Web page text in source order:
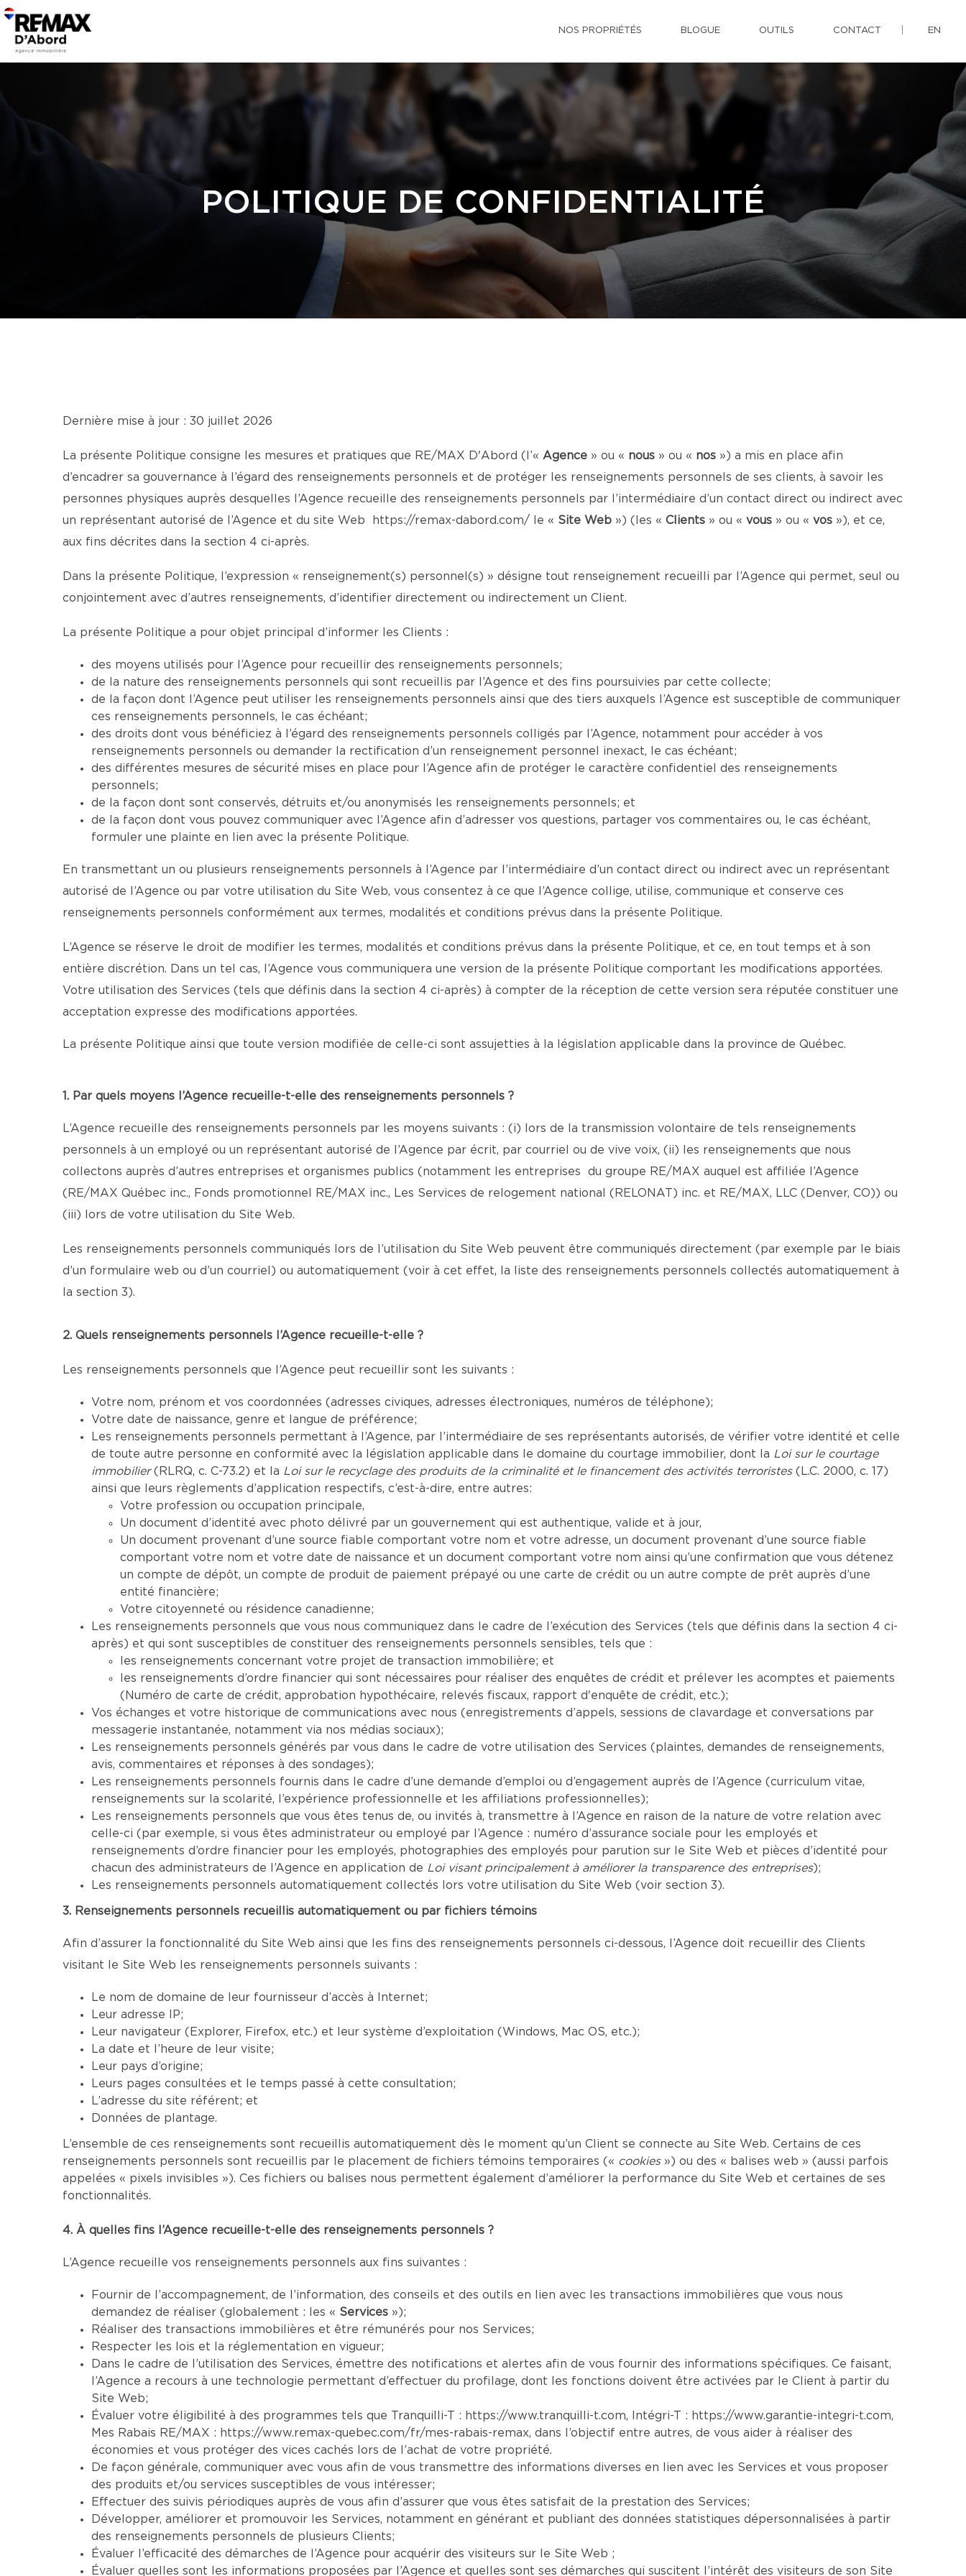
NOS PROPRIÉTÉS BLOGUE OUTILS CONTACT EN
POLITIQUE DE CONFIDENTIALITÉ
Dernière mise à jour : 30 juillet 2026
La présente Politique consigne les mesures et pratiques que RE/MAX D'Abord (l’« Agence » ou « nous » ou « nos ») a mis en place afin
d’encadrer sa gouvernance à l’égard des renseignements personnels et de protéger les renseignements personnels de ses clients, à savoir les
personnes physiques auprès desquelles l’Agence recueille des renseignements personnels par l’intermédiaire d’un contact direct ou indirect avec
un représentant autorisé de l’Agence et du site Web
https://remax-dabord.com/ le « Site Web ») (les « Clients » ou « vous » ou « vos »), et ce,
aux fins décrites dans la section 4 ci-après.
Dans la présente Politique, l’expression « renseignement(s) personnel(s) » désigne tout renseignement recueilli par l’Agence qui permet, seul ou
conjointement avec d’autres renseignements, d’identifier directement ou indirectement un Client.
La présente Politique a pour objet principal d’informer les Clients :
des moyens utilisés pour l’Agence pour recueillir des renseignements personnels;
de la nature des renseignements personnels qui sont recueillis par l’Agence et des fins poursuivies par cette collecte;
de la façon dont l’Agence peut utiliser les renseignements personnels ainsi que des tiers auxquels l’Agence est susceptible de communiquer
ces renseignements personnels, le cas échéant;
des droits dont vous bénéficiez à l’égard des renseignements personnels colligés par l’Agence, notamment pour accéder à vos
renseignements personnels ou demander la rectification d’un renseignement personnel inexact, le cas échéant;
des différentes mesures de sécurité mises en place pour l’Agence afin de protéger le caractère confidentiel des renseignements
personnels;
de la façon dont sont conservés, détruits et/ou anonymisés les renseignements personnels; et
de la façon dont vous pouvez communiquer avec l’Agence afin d’adresser vos questions, partager vos commentaires ou, le cas échéant,
formuler une plainte en lien avec la présente Politique.
En transmettant un ou plusieurs renseignements personnels à l’Agence par l’intermédiaire d’un contact direct ou indirect avec un représentant
autorisé de l’Agence ou par votre utilisation du Site Web, vous consentez à ce que l’Agence collige, utilise, communique et conserve ces
renseignements personnels conformément aux termes, modalités et conditions prévus dans la présente Politique.
L’Agence se réserve le droit de modifier les termes, modalités et conditions prévus dans la présente Politique, et ce, en tout temps et à son
entière discrétion. Dans un tel cas, l’Agence vous communiquera une version de la présente Politique comportant les modifications apportées.
Votre utilisation des Services (tels que définis dans la section 4 ci-après) à compter de la réception de cette version sera réputée constituer une
acceptation expresse des modifications apportées.
La présente Politique ainsi que toute version modifiée de celle-ci sont assujetties à la législation applicable dans la province de Québec.
1. Par quels moyens l’Agence recueille-t-elle des renseignements personnels ?
L’Agence recueille des renseignements personnels par les moyens suivants : (i) lors de la transmission volontaire de tels renseignements
personnels à un employé ou un représentant autorisé de l’Agence par écrit, par courriel ou de vive voix, (ii) les renseignements que nous
collectons auprès d’autres entreprises et organismes publics (notamment les entreprises du groupe RE/MAX auquel est affiliée l’Agence
(RE/MAX Québec inc., Fonds promotionnel RE/MAX inc., Les Services de relogement national (RELONAT) inc. et RE/MAX, LLC (Denver, CO)) ou
(iii) lors de votre utilisation du Site Web.
Les renseignements personnels communiqués lors de l’utilisation du Site Web peuvent être communiqués directement (par exemple par le biais
d’un formulaire web ou d’un courriel) ou automatiquement (voir à cet effet, la liste des renseignements personnels collectés automatiquement à
la section 3).
2. Quels renseignements personnels l’Agence recueille-t-elle ?
Les renseignements personnels que l’Agence peut recueillir sont les suivants :
Votre nom, prénom et vos coordonnées (adresses civiques, adresses électroniques, numéros de téléphone);
Votre date de naissance, genre et langue de préférence;
Les renseignements personnels permettant à l’Agence, par l’intermédiaire de ses représentants autorisés, de vérifier votre identité et celle
de toute autre personne en conformité avec la législation applicable dans le domaine du courtage immobilier, dont la Loi sur le courtage
immobilier(RLRQ, c. C-73.2) et la Loi sur le recyclage des produits de la criminalité et le financement des activités terroristes(L.C. 2000, c. 17)
ainsi que leurs règlements d’application respectifs, c’est-à-dire, entre autres:
Votre profession ou occupation principale,
Un document d’identité avec photo délivré par un gouvernement qui est authentique, valide et à jour,
Un document provenant d’une source fiable comportant votre nom et votre adresse, un document provenant d’une source fiable
comportant votre nom et votre date de naissance et un document comportant votre nom ainsi qu’une confirmation que vous détenez
un compte de dépôt, un compte de produit de paiement prépayé ou une carte de crédit ou un autre compte de prêt auprès d’une
entité financière;
Votre citoyenneté ou résidence canadienne;
Les renseignements personnels que vous nous communiquez dans le cadre de l’exécution des Services (tels que définis dans la section 4 ci-
après) et qui sont susceptibles de constituer des renseignements personnels sensibles, tels que :
les renseignements concernant votre projet de transaction immobilière; et
les renseignements d’ordre financier qui sont nécessaires pour réaliser des enquêtes de crédit et prélever les acomptes et paiements
(Numéro de carte de crédit, approbation hypothécaire, relevés fiscaux, rapport d'enquête de crédit, etc.);
Vos échanges et votre historique de communications avec nous (enregistrements d’appels, sessions de clavardage et conversations par
messagerie instantanée, notamment via nos médias sociaux);
Les renseignements personnels générés par vous dans le cadre de votre utilisation des Services (plaintes, demandes de renseignements,
avis, commentaires et réponses à des sondages);
Les renseignements personnels fournis dans le cadre d’une demande d’emploi ou d’engagement auprès de l’Agence (curriculum vitae,
renseignements sur la scolarité, l’expérience professionnelle et les affiliations professionnelles);
Les renseignements personnels que vous êtes tenus de, ou invités à, transmettre à l’Agence en raison de la nature de votre relation avec
celle-ci (par exemple, si vous êtes administrateur ou employé par l’Agence : numéro d’assurance sociale pour les employés et
renseignements d’ordre financier pour les employés, photographies des employés pour parution sur le Site Web et pièces d’identité pour
chacun des administrateurs de l’Agence en application de Loi visant principalement à améliorer la transparence des entreprises);
Les renseignements personnels automatiquement collectés lors votre utilisation du Site Web (voir section 3).
3. Renseignements personnels recueillis automatiquement ou par fichiers témoins
Afin d’assurer la fonctionnalité du Site Web ainsi que les fins des renseignements personnels ci-dessous, l’Agence doit recueillir des Clients
visitant le Site Web les renseignements personnels suivants :
Le nom de domaine de leur fournisseur d’accès à Internet;
Leur adresse IP;
Leur navigateur (Explorer, Firefox, etc.) et leur système d’exploitation (Windows, Mac OS, etc.);
La date et l’heure de leur visite;
Leur pays d’origine;
Leurs pages consultées et le temps passé à cette consultation;
L’adresse du site référent; et
Données de plantage.
L’ensemble de ces renseignements sont recueillis automatiquement dès le moment qu’un Client se connecte au Site Web. Certains de ces
renseignements personnels sont recueillis par le placement de fichiers témoins temporaires (« cookies») ou des « balises web » (aussi parfois
appelées « pixels invisibles »). Ces fichiers ou balises nous permettent également d’améliorer la performance du Site Web et certaines de ses
fonctionnalités.
4. À quelles fins l’Agence recueille-t-elle des renseignements personnels ?
L’Agence recueille vos renseignements personnels aux fins suivantes :
Fournir de l’accompagnement, de l’information, des conseils et des outils en lien avec les transactions immobilières que vous nous
demandez de réaliser (globalement : les « Services »);
Réaliser des transactions immobilières et être rémunérés pour nos Services;
Respecter les lois et la réglementation en vigueur;
Dans le cadre de l’utilisation des Services, émettre des notifications et alertes afin de vous fournir des informations spécifiques. Ce faisant,
l’Agence a recours à une technologie permettant d’effectuer du profilage, dont les fonctions doivent être activées par le Client à partir du
Site Web;
Évaluer votre éligibilité à des programmes tels que Tranquilli-T : https://www.tranquilli-t.com, Intégri-T : https://www.garantie-integri-t.com,
Mes Rabais RE/MAX : https://www.remax-quebec.com/fr/mes-rabais-remax, dans l’objectif entre autres, de vous aider à réaliser des
économies et vous protéger des vices cachés lors de l’achat de votre propriété.
De façon générale, communiquer avec vous afin de vous transmettre des informations diverses en lien avec les Services et vous proposer
des produits et/ou services susceptibles de vous intéresser;
Effectuer des suivis périodiques auprès de vous afin d’assurer que vous êtes satisfait de la prestation des Services;
Développer, améliorer et promouvoir les Services, notamment en générant et publiant des données statistiques dépersonnalisées à partir
des renseignements personnels de plusieurs Clients;
Évaluer l’efficacité des démarches de l’Agence pour acquérir des visiteurs sur le Site Web ;
Évaluer quelles sont les informations proposées par l’Agence et quelles sont ses démarches qui suscitent l’intérêt des visiteurs de son Site